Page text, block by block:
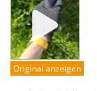
Trev - Abrek
Trotec
Troy-Bilt
Benutzerfreundlichkeit
Qualität / Preis
Schwierigkeitsgrad
Original anzeigen